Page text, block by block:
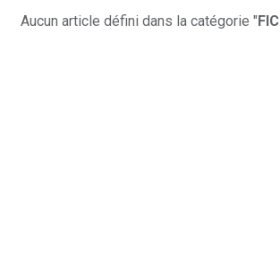
Aucun article défini dans la catégorie "